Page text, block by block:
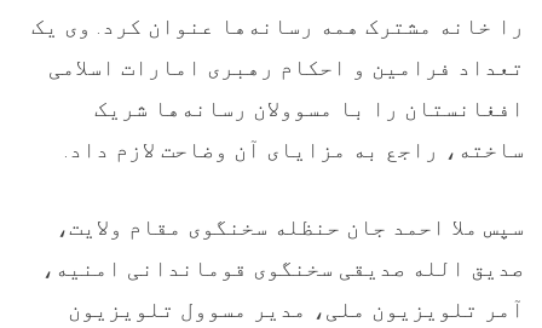
را خانه مشترک همه رسانه‌ها عنوان کرد. وی یک
تعداد فرامین و احکام رهبری امارات اسلامی
افغانستان را با مسوولان رسانه‌ها شریک
ساخته، راجع به مزایای آن وضاحت لازم داد.
سپس ملا احمد جان حنظله سخنگوی مقام ولایت،
صدیق الله صدیقی سخنگوی قوماندانی امنیه،
آمر تلویزیون ملی، مدیر مسوول تلویزیون